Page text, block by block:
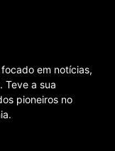
em notícias,
Teve a sua
pioneiros no